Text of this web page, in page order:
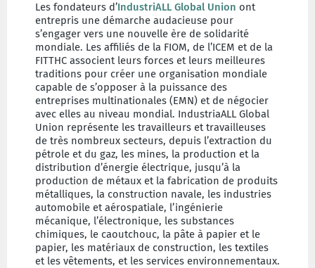
Les fondateurs d’IndustriALL Global Union ont
entrepris une démarche audacieuse pour
s’engager vers une nouvelle ère de solidarité
mondiale. Les affiliés de la FIOM, de l’ICEM et de la
FITTHC associent leurs forces et leurs meilleures
traditions pour créer une organisation mondiale
capable de s’opposer à la puissance des
entreprises multinationales (EMN) et de négocier
avec elles au niveau mondial. IndustriaALL Global
Union représente les travailleurs et travailleuses
de très nombreux secteurs, depuis l’extraction du
pétrole et du gaz, les mines, la production et la
distribution d’énergie électrique, jusqu’à la
production de métaux et la fabrication de produits
métalliques, la construction navale, les industries
automobile et aérospatiale, l’ingénierie
mécanique, l’électronique, les substances
chimiques, le caoutchouc, la pâte à papier et le
papier, les matériaux de construction, les textiles
et les vêtements, et les services environnementaux.